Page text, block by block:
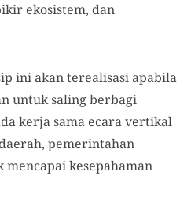
ekosistem, dan
ini akan terealisasi apabila
untuk saling berbagi
kerja sama ecara vertikal
pemerintahan
kesepahaman